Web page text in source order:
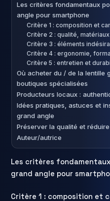
Les critères fondamentaux
angle pour smartphone
Critère 1 : composition et
Critère 2 : qualité,
Critère 3 : éléments
Critère 4 : ergonomie,
Critère 5 : entretien et
Où acheter du / de la lentille
boutiques spécialisées
Producteurs locaux :
Idées pratiques, astuces et
grand angle
Préserver la qualité et
Auteur/autrice
Les critères
grand angle pour
Critère 1 : composition et